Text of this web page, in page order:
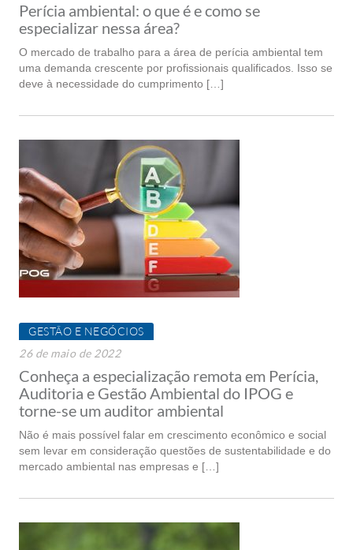
Perícia ambiental: o que é e como se
especializar nessa área?
O mercado de trabalho para a área de perícia ambiental tem
uma demanda crescente por profissionais qualificados. Isso se
deve à necessidade do cumprimento […]
GESTÃO E NEGÓCIOS
26 de maio de 2022
Conheça a especialização remota em Perícia,
Auditoria e Gestão Ambiental do IPOG e
torne-se um auditor ambiental
Não é mais possível falar em crescimento econômico e social
sem levar em consideração questões de sustentabilidade e do
mercado ambiental nas empresas e […]